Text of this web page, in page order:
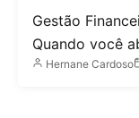
Gestão
Quando você
Hernane Cardoso